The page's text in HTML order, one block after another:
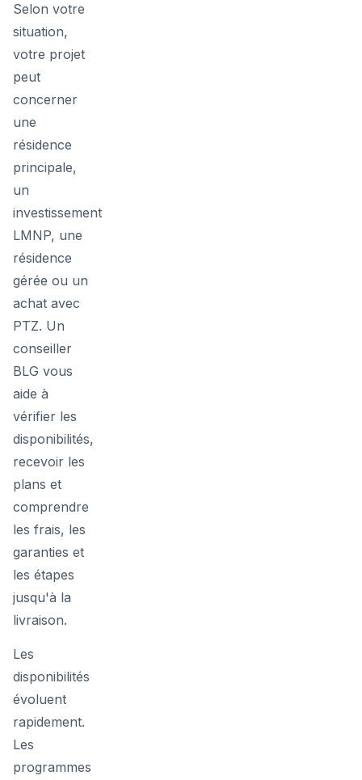
Selon votre
situation,
votre projet
peut
concerner
une
résidence
principale,
un
investissement
LMNP, une
résidence
gérée ou un
achat avec
PTZ. Un
conseiller
BLG vous
aide à
vérifier les
disponibilités,
recevoir les
plans et
comprendre
les frais, les
garanties et
les étapes
jusqu'à la
livraison.
Les
disponibilités
évoluent
rapidement.
Les
programmes